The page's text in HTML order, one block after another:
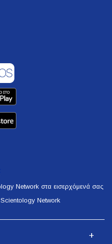
Network στα εισερχόμενά σας
Network